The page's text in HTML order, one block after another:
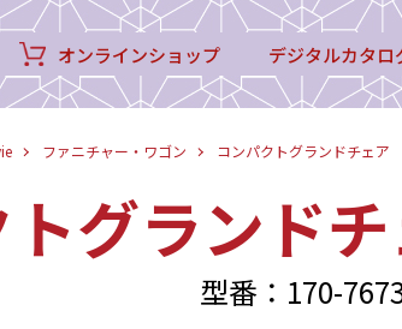
オンラインショップ デジタルカタロ
ファニチャー・ワゴン コンパクトグランドチェア
グランドチ
型番：170-